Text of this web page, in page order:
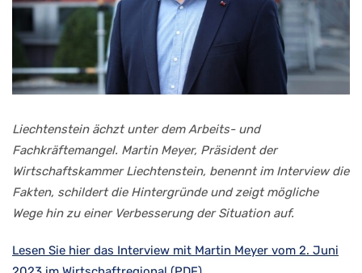
Liechtenstein ächzt unter dem Arbeits- und
Fachkräftemangel. Martin Meyer, Präsident der
Wirtschaftskammer Liechtenstein, benennt im Interview die
Fakten, schildert die Hintergründe und zeigt mögliche
Wege hin zu einer Verbesserung der Situation auf.
Lesen Sie hier das Interview mit Martin Meyer vom 2. Juni